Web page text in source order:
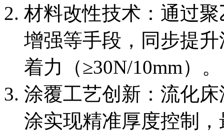
材料改性技术：通过
增强等手段，同步提
着力（≥30N/10mm）。
涂覆工艺创新：流化
涂实现精准厚度控制